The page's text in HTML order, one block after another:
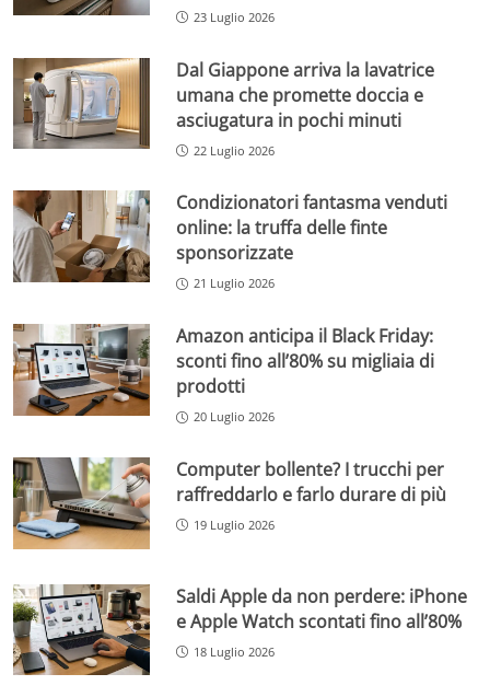
23 Luglio 2026
Dal Giappone arriva la lavatrice
umana che promette doccia e
asciugatura in pochi minuti
22 Luglio 2026
Condizionatori fantasma venduti
online: la truffa delle finte
sponsorizzate
21 Luglio 2026
Amazon anticipa il Black Friday:
sconti fino all’80% su migliaia di
prodotti
20 Luglio 2026
Computer bollente? I trucchi per
raffreddarlo e farlo durare di più
19 Luglio 2026
Saldi Apple da non perdere: iPhone
e Apple Watch scontati fino all’80%
18 Luglio 2026